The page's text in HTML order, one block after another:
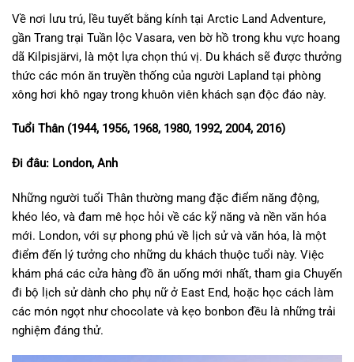
Về nơi lưu trú, lều tuyết bằng kính tại Arctic Land Adventure,
gần Trang trại Tuần lộc Vasara, ven bờ hồ trong khu vực hoang
dã Kilpisjärvi, là một lựa chọn thú vị. Du khách sẽ được thưởng
thức các món ăn truyền thống của người Lapland tại phòng
xông hơi khô ngay trong khuôn viên khách sạn độc đáo này.
Tuổi Thân (1944, 1956, 1968, 1980, 1992, 2004, 2016)
Đi đâu: London, Anh
Những người tuổi Thân thường mang đặc điểm năng động,
khéo léo, và đam mê học hỏi về các kỹ năng và nền văn hóa
mới. London, với sự phong phú về lịch sử và văn hóa, là một
điểm đến lý tưởng cho những du khách thuộc tuổi này. Việc
khám phá các cửa hàng đồ ăn uống mới nhất, tham gia Chuyến
đi bộ lịch sử dành cho phụ nữ ở East End, hoặc học cách làm
các món ngọt như chocolate và kẹo bonbon đều là những trải
nghiệm đáng thử.